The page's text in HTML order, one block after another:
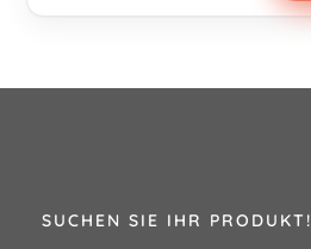
SUCHEN SIE IHR PRODUKT!